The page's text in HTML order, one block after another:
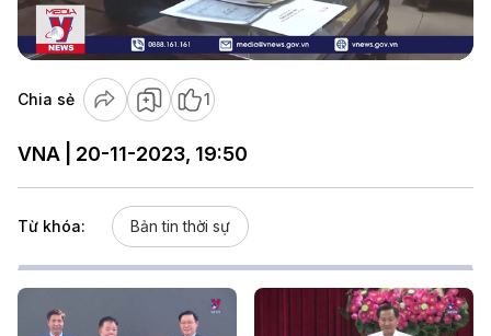
Video
Chia sẻ 1
VNA | 20-11-2023, 19:50
Từ khóa: Bản tin thời sự